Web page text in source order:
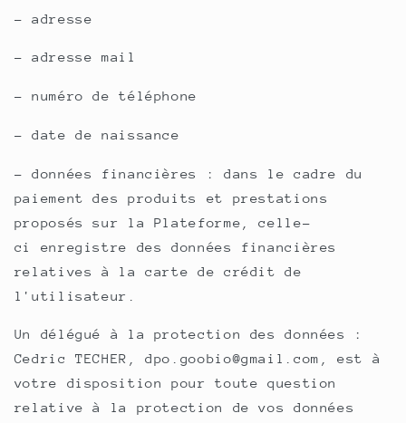
- adresse
- adresse mail
- numéro de téléphone
- date de naissance
- données financières : dans le cadre du
paiement des produits et prestations
proposés sur la Plateforme, celle-
ci enregistre des données financières
relatives à la carte de crédit de
l'utilisateur.
Un délégué à la protection des données :
Cedric TECHER, dpo.goobio@gmail.com, est à
votre disposition pour toute question
relative à la protection de vos données